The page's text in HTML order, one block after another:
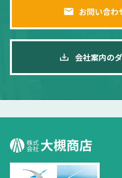
お問い合わ
会社案内の